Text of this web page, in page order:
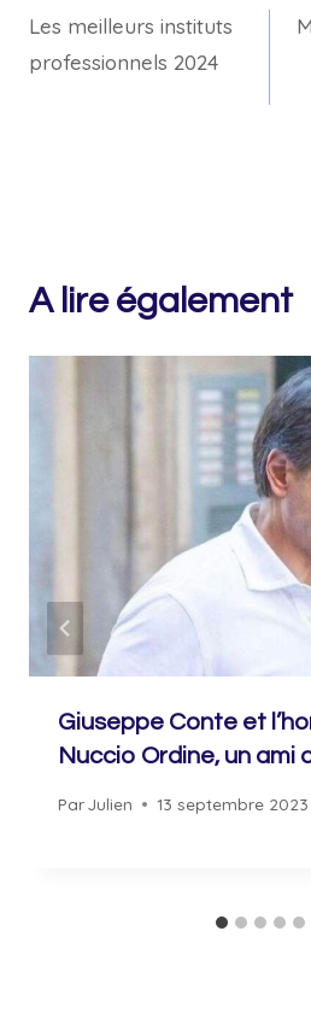
de
l’article
Les meilleurs instituts
professionnels 2024
A lire également
Giuseppe Conte et
Nuccio Ordine, un ami
ParJulien 13 septembre 2023